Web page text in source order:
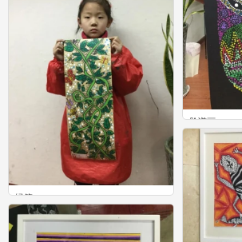
绿箩
0
脸谱画
1